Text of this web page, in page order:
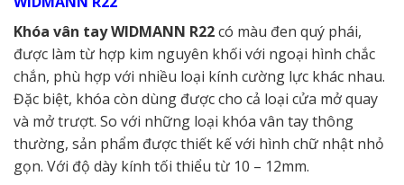
Khóa vân tay WIDMANN R22có màu đen quý phái,
được làm từ hợp kim nguyên khối với ngoại hình chắc
chắn, phù hợp với nhiều loại kính cường lực khác nhau.
Đặc biệt, khóa còn dùng được cho cả loại cửa mở quay
và mở trượt. So với những loại khóa vân tay thông
thường, sản phẩm được thiết kế với hình chữ nhật nhỏ
gọn. Với độ dày kính tối thiểu từ 10 – 12mm.